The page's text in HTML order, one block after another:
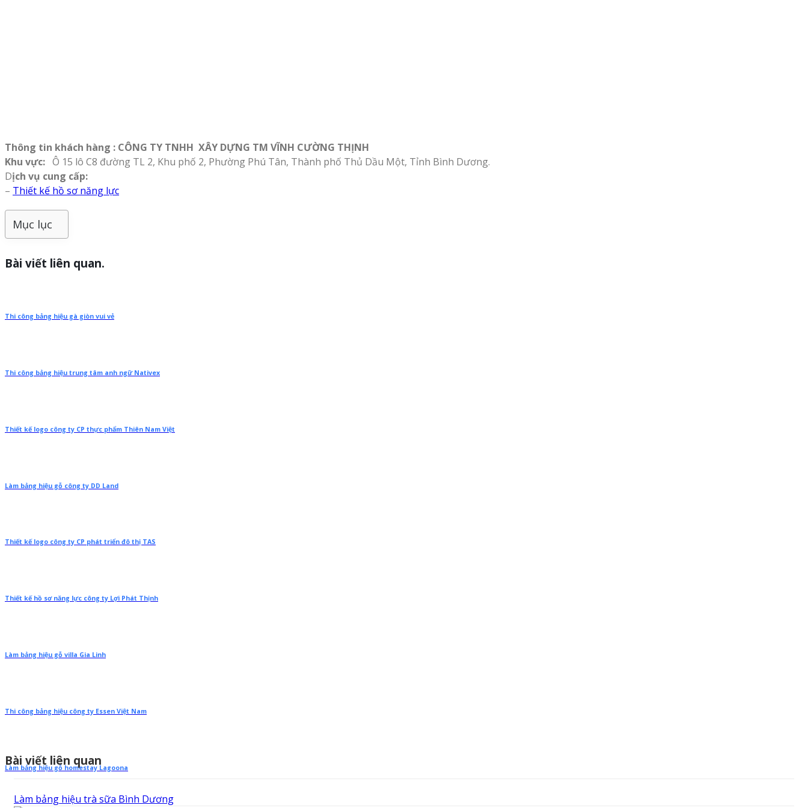
Thông tin khách hàng : CÔNG TY TNHH XÂY DỰNG TM VĨNH CƯỜNG THỊNH
Khu vực: Ô 15 lô C8 đường TL 2, Khu phố 2, Phường Phú Tân, Thành phố Thủ Dầu Một, Tỉnh Bình Dương.
Dịch vụ cung cấp:
– Thiết kế hồ sơ năng lực
Mục lục
Bài viết liên quan.
Thi công bảng hiệu gà giòn vui vẻ
Thi công bảng hiệu trung tâm anh ngữ Nativex
Thiết kế logo công ty CP thực phẩm Thiên Nam Việt
Làm bảng hiệu gỗ công ty DD Land
Thiết kế logo công ty CP phát triển đô thị TAS
Thiết kế hồ sơ năng lực công ty Lợi Phát Thịnh
Làm bảng hiệu gỗ villa Gia Linh
Thi công bảng hiệu công ty Essen Việt Nam
Làm bảng hiệu gỗ homestay Lagoona
Bài viết liên quan
Làm bảng hiệu trà sữa Bình Dương